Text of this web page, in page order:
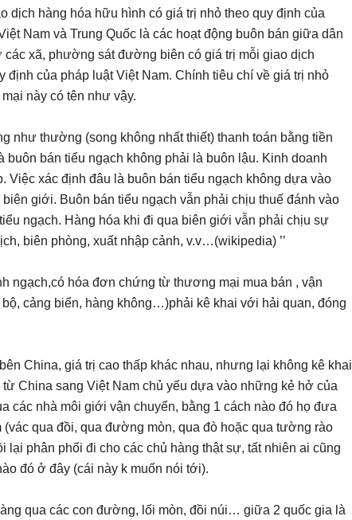
dịch hàng hóa hữu hình có giá trị nhỏ theo quy định của
Nam và Trung Quốc là các hoạt động buôn bán giữa dân
xã, phường sát đường biên có giá trị mỗi giao dịch
định của pháp luật Việt Nam. Chính tiêu chí về giá trị nhỏ
này có tên như vậy.
như thường (song không nhất thiết) thanh toán bằng tiền
buôn bán tiểu ngạch không phải là buôn lậu. Kinh doanh
Việc xác định đâu là buôn bán tiểu ngạch không dựa vào
giới. Buôn bán tiểu ngạch vẫn phải chịu thuế đánh vào
ngạch. Hàng hóa khi đi qua biên giới vẫn phải chịu sự
biên phòng, xuất nhập cảnh, v.v…(wikipedia) ’’
ngạch,có hóa đơn chứng từ thương mại mua bán , vận
cảng biển, hàng không…)phải kê khai với hải quan, đóng
China, giá trị cao thấp khác nhau, nhưng lại không kê khai
China sang Việt Nam chủ yếu dựa vào những kẻ hở của
các nhà môi giới vận chuyển, bằng 1 cách nào đó họ đưa
qua đồi, qua đường mòn, qua đò hoặc qua tường rào
phân phối đi cho các chủ hàng thật sự, tất nhiên ai cũng
đó ở đây (cái này k muốn nói tới).
qua các con đường, lối mòn, đồi núi… giữa 2 quốc gia là